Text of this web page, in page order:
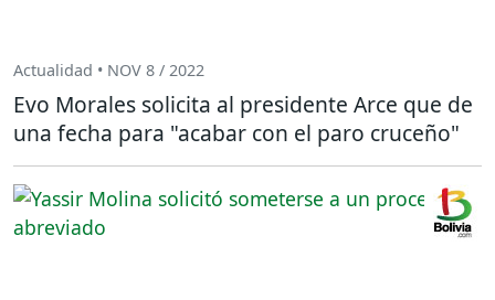
Actualidad • NOV 8 / 2022
Evo Morales solicita al presidente Arce que de
una fecha para "acabar con el paro cruceño"